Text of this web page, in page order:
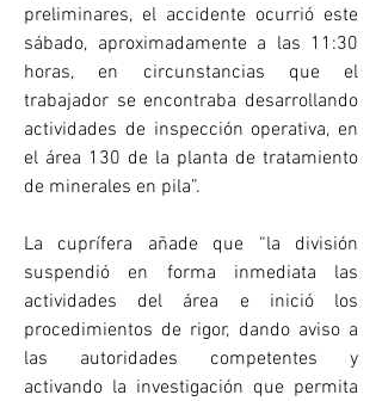
preliminares, el accidente ocurrió este
sábado, aproximadamente a las 11:30
horas, en circunstancias que el
trabajador se encontraba desarrollando
actividades de inspección operativa, en
el área 130 de la planta de tratamiento
de minerales en pila”.
La cuprífera añade que “la división
suspendió en forma inmediata las
actividades del área e inició los
procedimientos de rigor, dando aviso a
las autoridades competentes y
activando la investigación que permita